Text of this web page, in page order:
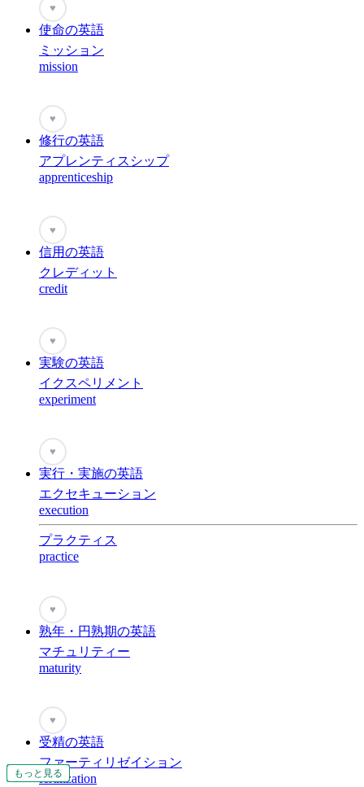
もっと見る
もっと見る
もっと見る
もっと見る
もっと見る
もっと見る
もっと見る
もっと見る
もっと見る
♥
使命の英語
ミッション
mission
♥
修行の英語
アプレンティスシップ
apprenticeship
♥
信用の英語
クレディット
credit
♥
実験の英語
イクスペリメント
experiment
もっと見る
♥
実行・実施の英語
エクセキューション
execution
プラクティス
practice
♥
熟年・円熟期の英語
マチュリティー
maturity
♥
受精の英語
ファーティリゼイション
fertilization
もっと見る
もっと見る
もっと見る
もっと見る